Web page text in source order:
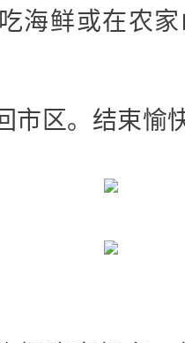
海鲜或在农
市区。结束愉